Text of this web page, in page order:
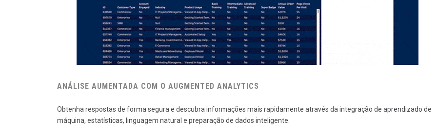
ANÁLISE AUMENTADA COM O AUGMENTED ANALYTICS
Obtenha respostas de forma segura e descubra informações mais rapidamente através da integração de aprendizado de
máquina, estatísticas, linguagem natural e preparação de dados inteligente.